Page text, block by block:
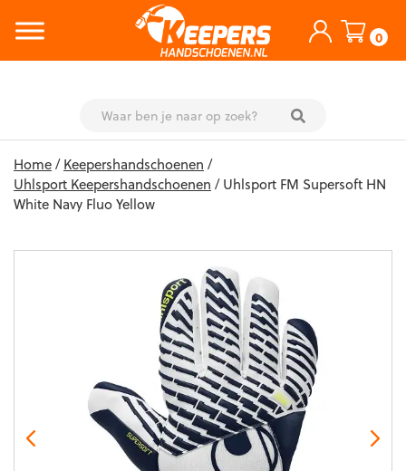
0
content
Home/Keepershandschoenen /
Uhlsport Keepershandschoenen / Uhlsport FM Supersoft HN
White Navy Fluo Yellow